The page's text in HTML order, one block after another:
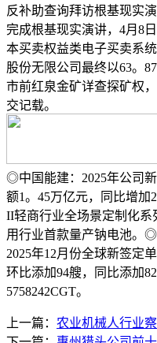
反补助查询拜访根基现实
完成根基现实演讲，4月8
本买卖权益类电子买卖系
股份无限公司最终以63。
市前红泉金矿详查探矿权
交记载。
◎中国能建：2025年公司
额1。45万亿元，同比增
II轻商行业全场景定制化系
用行业首款量产钠电池。◎
2025年12月份全球新签定
环比添加94艘，同比添加
5758242CGT。
上一篇： 农业机械人行业